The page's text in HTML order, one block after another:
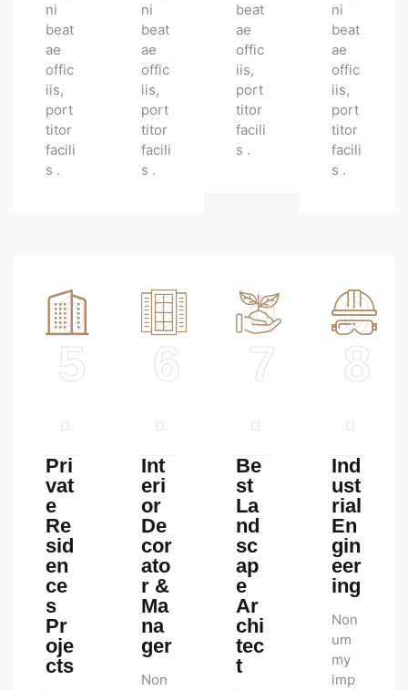
ni
beat
ae
offic
iis,
port
titor
facili
s .
ni
beat
ae
offic
iis,
port
titor
facili
s .
beat
ae
offic
iis,
port
titor
facili
s .
ni
beat
ae
offic
iis,
port
titor
facili
s .
0
5
Pri
vat
e
Re
sid
en
ce
s
Pr
oje
cts
0
6
Int
eri
or
De
cor
ato
r &
Ma
na
ger
Non
0
7
Be
st
La
nd
sc
ap
e
Ar
chi
tec
t
0
8
Ind
ust
rial
En
gin
eer
ing
Non
um
my
imp